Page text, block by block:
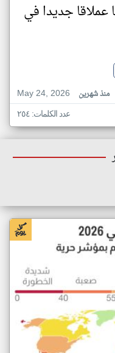
جديدا في
May 24, 2026
منذ شهرين
عدد الكلمات: ٢٥٤